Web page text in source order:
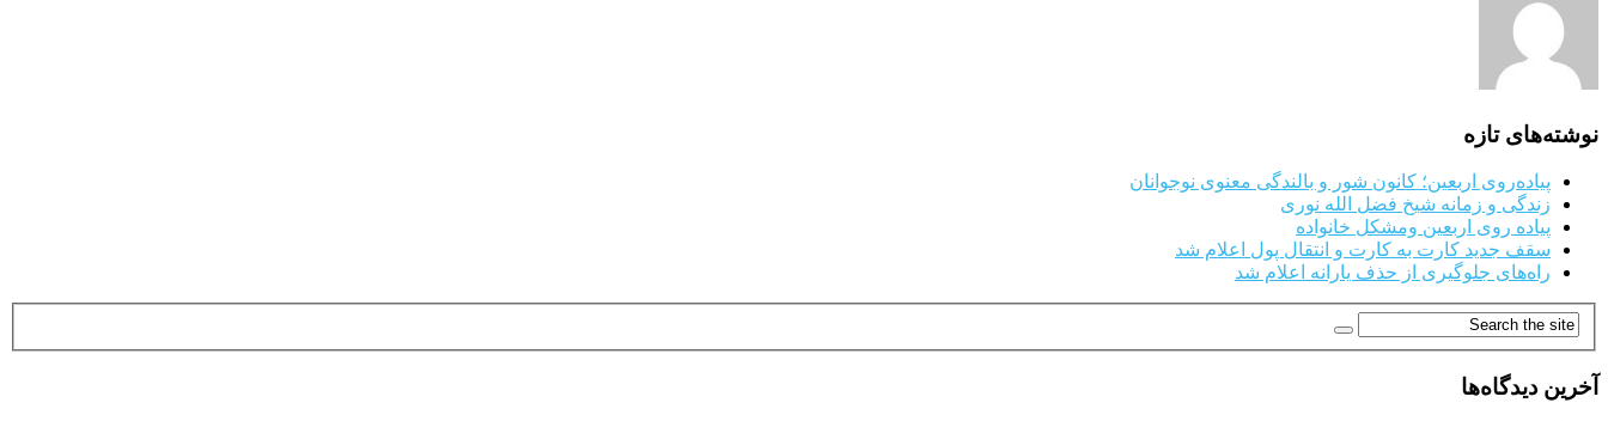
نوشته‌های تازه
پیاده‌روی اربعین؛ کانون شور و بالندگی معنوی نوجوانان
زندگی و زمانه شیخ فضل الله نوری
پیاده روی اربعین ومشکل خانواده
سقف جدید کارت به کارت و انتقال پول اعلام شد
راه‌های جلوگیری از حذف یارانه اعلام شد
آخرین دیدگاه‌ها